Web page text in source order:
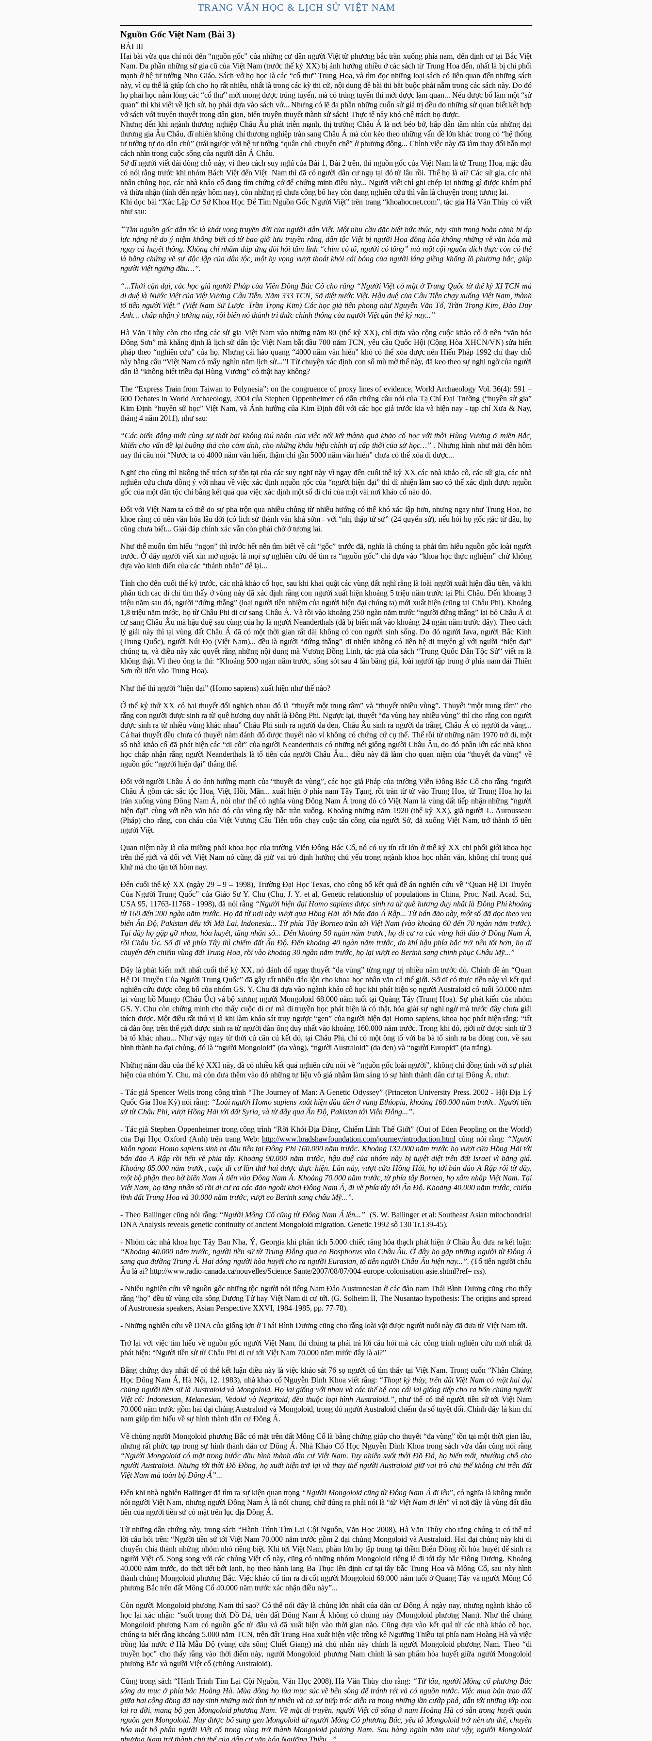
TRANG VĂN HỌC & LỊCH SỬ VIỆT NAM
Nguồn Gốc Việt Nam (Bài 3)
BÀI III
Hai bài vừa qua chỉ nói đến “nguồn gốc” của những cư dân người Việt từ phương bắc tràn xuống phía nam, đến định cư tại Bắc Việt
Nam. Đa phần những sử gia cũ của Việt Nam(trước thế kỷ XX) bị ảnh hưởng nhiều ở các sách từ Trung Hoa đến, nhất là bị chi phối
mạnh ở hệ tư tưởng Nho Giáo. Sách vở họ học là các “cổ thư” Trung Hoa, và tìm đọc những loại sách có liên quan đến những sách
này, vì cụ thể là giúp ích cho họ rất nhiều, nhất là trong các kỳ thi cử, nội dung đề bài thi bắt buộc phải nằm trong các sách này. Do đó
họ phải học nằm lòng các “cổ thư” mới mong được trúng tuyển, mà có trúng tuyển thì mới được làm quan... Nếu được bổ làm một “sử
quan” thì khi viết về lịch sử, họ phải dựa vào sách vở... Nhưng có lẽ đa phần những cuốn sử giá trị đều do những sử quan biết kết hợp
vở sách với truyền thuyết trong dân gian, biến truyền thuyết thành sử sách! Thực tế nầy khó chê trách họ được.
Nhưng đến khi ngành thương nghiệp Châu Âu phát triễn mạnh, thị trường Châu Á là nơi béo bở, hấp dẫn tầm nhìn của những đại
thương gia Âu Châu, dĩ nhiên không chỉ thương nghiệp tràn sang Châu Á mà còn kéo theo những vấn đề lớn khác trong có “hệ thống
tư tưởng tự do dân chủ” (trái ngược với hệ tư tưởng “quân chủ chuyên chế” ở phương đông... Chình việc này đã làm thay đổi hẳn mọi
cách nhìn trong cuộc sống của người dân Á Châu.
Sở dĩ người viết dài dòng chỗ này, vì theo cách suy nghĩ của Bài 1, Bài 2 trên, thì nguồn gốc của Việt Nam là từ Trung Hoa, mặc dầu
có nói rằng trước khi nhóm Bách Việt đến Việt Nam thì đã có người dân cư ngụ tại đó từ lâu rồi. Thế họ là ai? Các sử gia, các nhà
nhân chủng học, các nhà khảo cổ đang tìm chứng cớ để chứng minh điều này... Người viết chỉ ghi chép lại những gì được khám phá
và thừa nhận (tính đến ngày hôm nay), còn những gì chưa công bố hay còn đang nghiên cứu thì vẫn là chuyện trong tương lai.
Khi đọc bài “Xác Lập Cơ Sở Khoa Học Để Tìm Nguồn Gốc Người Việt” trên trang “khoahocnet.com”, tác giả Hà Văn Thùy có viết
như sau:
“Tìm nguồn gốc dân tộc là khát vọng truyền đời của người dân Việt. Một nhu cầu đặc biệt bức thúc, nảy sinh trong hoàn cảnh bị áp
lực nặng nề do ý niệm không biết có từ bao giờ lưu truyền rằng, dân tộc Việt bị người Hoa đồng hóa không những về văn hóa mà
ngay cả huyết thống. Không chỉ nhằm đáp ứng đòi hỏi tâm linh “chim có tổ, người có tông” mà một cội nguồn đích thực còn có thể
là bằng chứng về sự độc lập của dân tộc, một hy vọng vượt thoát khỏi cái bóng của người láng giềng khổng lồ phương bắc, giúp
người Việt ngửng đầu…”.
“...Thời cận đại, các học giả người Pháp của Viễn Đông Bác Cổ cho rằng “Người Việt có mặt ở Trung Quốc từ thế kỷ XI TCN mà
di duệ là Nước Việt của Việt Vương Câu Tiễn. Năm 333 TCN, Sở diệt nước Việt. Hậu duệ của Câu Tiễn chạy xuống Việt Nam, thành
tổ tiên người Việt.” (Việt Nam Sử Lược Trần Trọng Kim) Các học giả tiên phong như Nguyễn Văn Tố, Trần Trọng Kim, Đào Duy
Anh… chấp nhận ý tưởng này, rồi biến nó thành tri thức chính thống của người Việt gần thế kỷ nay...”
Hà Văn Thùy còn cho rằng các sử gia Việt Nam vào những năm 80 (thế kỷ XX), chỉ dựa vào cộng cuộc khảo cổ ở nên “văn hóa
Đông Sơn” mà khẳng định là lịch sử dân tộc Việt Nam bắt đầu 700 năm TCN, yêu cầu Quốc Hội (Cộng Hòa XHCN/VN) sửa hiến
pháp theo “nghiên cứu” của họ. Nhưng cái hào quang “4000 năm văn hiến” khó có thể xóa được nên Hiến Pháp 1992 chỉ thay chỗ
này bằng câu “Việt Nam có mấy nghìn năm lịch sử...”! Từ chuyện xác định con số mù mờ thế này, đã keo theo sự nghi ngờ của người
dân là “không biết triều đại Hùng Vương” có thật hay không?
The “Express Train fromTaiwan to Polynesia”: on the congruence of proxy lines of evidence, World Archaeology Vol. 36(4): 591 –
600 Debates in World Archaeology, 2004 của Stephen Oppenheimer có dẫn chứng câu nói của Tạ Chí Đại Trường (“huyền sử gia”
Kim Định “huyền sử học” Việt Nam, và Ảnh hưởng của Kim Định đối với các học giả trước kia và hiện nay - tạp chí Xưa & Nay,
tháng 4 năm 2011), như sau:
“Các biến động mới cùng sự thất bại không thú nhận của việc nối kết thành quả khảo cổ học với thời Hùng Vương ở miền Bắc,
khiến cho vấn đề lại buông thả cho cảm tính, cho những khẩu hiệu chính trị cấp thời của sử học…” . Nhưng hình như mãi đến hôm
nay thì câu nói “Nước ta có 4000 năm văn hiến, thậm chí gần 5000 năm văn hiến” chưa có thể xóa đi được...
Nghĩ cho cùng thì hkông thể trách sự tồn tại của các suy nghĩ này vì ngay đến cuối thế kỷ XX các nhà khảo cổ, các sử gia, các nhà
nghiên cứu chưa đồng ý với nhau về việc xác định nguồn gốc của “người hiện đại” thì dĩ nhiện làm sao có thể xác định được nguồn
gốc của một dân tộc chỉ bằng kết quả qua việc xác định một số di chỉ của một vài nơi khảo cổ nào đó.
Đối với Việt Nam ta có thể do sự pha trộn qua nhiều chủng từ nhiều hướng có thể khó xác lập hơn, nhưng ngay như Trung Hoa, họ
khoe rằng có nên văn hóa lâu đời (có lich sử thành văn khá sớm - với “nhị thập tứ sử” (24 quyển sử), nếu hỏi họ gốc gác từ đâu, họ
cũng chưa biết... Giải đáp chính xác vẫn còn phải chờ ở tương lai.
Như thế muốn tìm hiểu “ngọn” thì trước hết nên tìm biết về cái “gốc” trước đã, nghĩa là chúng ta phải tìm hiểu nguồn gốc loài người
trước. Ở đây người viết xin mở ngoặc là mọi sự nghiên cứu để tìm ra “nguồn gốc” chỉ dựa vào “khoa học thực nghiệm” chứ không
dựa vào kinh điển của các “thánh nhân” để lại...
Tính cho đến cuối thế kỷ trước, các nhà khảo cổ học, sau khi khai quật các vùng đất nghĩ rằng là loài người xuất hiện đầu tiên, và khi
phân tích cac di chỉ tìm thấy ở vùng này đã xác định rằng con người xuất hiện khoảng 5 triệu năm trước tại Phi Châu. Đến khoảng 3
triệu năm sau đó, người “đứng thẳng” (loại người tiền nhiệm của người hiện đại chúng ta) mới xuất hiện (cũng tại Châu Phi). Khoảng
1,8 triệu năm trước, họ từ Châu Phi di cư sang Châu Á. Và rồi vào khoảng 250 ngàn năm trước “người đứng thẳng” lại bỏ Châu Á di
cư sang Châu Âu mà hậu duệ sau cùng của họ là người Neanderthals (đã bị biến mất vào khoảng 24 ngàn năm trước đây). Theo cách
lý giải này thì tại vùng đất Châu Á đã có một thời gian rất dài không có con người sinh sống. Do đó người Java, người Bắc Kinh
(Trung Quốc), người Núi Đọ (Việt Nam)... đều là người “đứng thẳng” dĩ nhiên không có liên hệ di truyền gì với người “hiện đại”
chúng ta, và điều này xác quyết rằng những nội dung mà Vương Đồng Linh, tác giả của sách “Trung Quốc Dân Tộc Sử” viết ra là
không thật. Vì theo ông ta thì: “Khoảng 500 ngàn năm trước, sống sót sau 4 lần băng giá, loài người tập trung ở phía nam dải Thiên
Sơn rồi tiến vào Trung Hoa).
Như thế thì người “hiện đại” (Homo sapiens) xuất hiện như thế nào?
Ở thế kỷ thứ XX có hai thuyết đối nghịch nhau đó là “thuyết một trung tâm” và “thuyết nhiều vùng”. Thuyết “một trung tâm” cho
rằng con người được sinh ra từ quê hương duy nhất là Đông Phi. Ngược lại, thuyết “đa vùng hay nhiều vùng” thì cho rằng con người
được sinh ra từ nhiều vùng khác nhau” Châu Phi sinh ra người da đen, Châu Âu sinh ra người da trắng, Châu Á có người da vàng...
Cả hai thuyết đều chưa có thuyết nàm đánh đổ được thuyết nào vì không có chứng cứ cụ thể. Thế rồi từ những năm 1970 trở đi, một
số nhà khảo cổ đã phát hiện các “di cốt” của người Neanderthals có những nét giống người Châu Âu, do đó phần lớn các nhà khoa
học chấp nhận rằng người Neanderthals là tổ tiên của người Châu Âu... điều này đã làm cho quan niệm của “thuyết đa vùng” về
nguồn gốc “người hiện đại” thắng thế.
Đối với người Châu Á do ảnh hưởng mạnh của “thuyết đa vùng”, các học giả Pháp của trường Viễn Đông Bác Cổ cho rằng “người
Châu Á gồm các sắc tộc Hoa, Việt, Hồi, Mãn... xuất hiện ở phía nam Tây Tạng, rồi tràn từ từ vào Trung Hoa, từ Trung Hoa họ lại
tràn xuống vùng Đông Nam Á, nói như thế có nghĩa vùng Đông Nam Á trong đó có Việt Nam là vùng đất tiếp nhận những “người
hiện đại” cùng với nền văn hóa đó của vùng tây bắc tràn xuống. Khoảng những năm 1920 (thế kỷ XX), giả người L. Aurousseau
(Pháp) cho rằng, con cháu của Việt Vương Câu Tiễn trốn chạy cuộc tấn công của người Sở, đã xuống Việt Nam, trở thành tổ tiên
người Việt.
Quan niệm này là của trường phái khoa học của trường Viễn Đông Bác Cổ, nó có uy tín rất lớn ở thế kỷ XX chi phối giới khoa học
trên thế giới và đối với Việt Nam nó cũng đã giữ vai trò định hướng chủ yếu trong ngành khoa học nhân văn, không chỉ trong quá
khứ mà cho tận tới hôm nay.
Đến cuối thế kỷ XX (ngày 29 – 9 – 1998), Trường Đại Học Texas, cho công bố kết quả đề án nghiên cứu về “Quan Hệ Di Truyền
Của Người Trung Quốc” của Giáo Sư Y. Chu(Chu, J. Y. et al, Genetic relationship of populations in China, Proc. Natl. Acad. Sci,
USA 95, 11763-11768 - 1998), đã nói rằng “Người hiện đại Homo sapiens đưọc sinh ra từ quê hương duy nhất là Đông Phi khoảng
từ 160 đến 200 ngàn năm trước. Họ đã từ nơi này vượt qua Hồng Hải tới bán đảo Á Rập... Từ bán đảo này, một số đã dọc theo ven
biển Ấn Độ, Pakistan đểu tới Mã Lai, Indonesia... Từ phía Tây Borneo tràn tới Việt Nam (vào khoảng 60 đến 70 ngàn năm trước).
Tại đây họ gặp gỡ nhau, hòa huyết, tăng nhân số... Đến khoàng 50 ngàn năm trước, họ di cư ra các vùng hải đảo ở Đông Nam Á,
rồi Châu Úc. Số đi về phía Tây thì chiếm đất Ấn Độ. Đến khoảng 40 ngàn năm trước, do khí hậu phía bắc trở nên tốt hơn, họ di
chuyển đến chiếm vùng đất Trung Hoa, rồi vào khoảng 30 ngàn năm trước, họ lại vượt eo Berinh sang chinh phục Châu Mỹ...”
Đây là phát kiến mới nhất cuối thế kỷ XX, nó đánh đổ ngay thuyết “đa vùng” từng ngự trị nhiều năm trước đó. Chính đề án “Quan
Hệ Di Truyền Của Người Trung Quốc” đã gây rất nhiều đảo lộn cho khoa học nhân văn cả thế giới. Sở dĩ có thực tiễn này vì kết quả
nghiên cứu được công bố của nhóm GS. Y. Chu đã dựa vào ngành khảo cổ học khi phát hiện sọ người Australoid có tuổi 50.000 năm
tại vùng hồ Mungo (Châu Úc) và bộ xương người Mongoloid 68.000 năm tuổi tại Quảng Tây (Trung Hoa). Sự phát kiến của nhóm
GS. Y. Chu còn chứng minh cho thấy cuộc di cư mà di truyền học phát hiện là có thật, hóa giải sự nghi ngờ mà trước đây chưa giải
thích được. Một điều rất thú vị là khi làm khảo sát truy ngược “gen” của người hiện đại Homo sapiens, khoa học phát hiện rằng: “tất
cả đàn ông trên thế giới được sinh ra từ người đàn ông duy nhất vào khoảng 160.000 năm trước. Trong khi đó, giới nữ được sinh từ 3
bà tổ khác nhau... Như vậy ngay từ thời cú căn cú kết đó, tại Châu Phi, chỉ có một ông tổ với ba bà tổ sinh ra ba dòng con, về sau
hình thành ba đại chủng, đó là “người Mongoloid” (da vàng), “người Australoid” (da đen) và “người Europid” (da trắng).
Những năm đầu của thế kỷ XXI này, đã có nhiều kết quả nghiên cứu nói về “nguồn gốc loài người”, không chỉ đồng tình với sự phát
hiện của nhóm Y. Chu, mà còn đưa thêm vào đó những tư liệu vô giá nhằm làm sáng tỏ sự hình thành dân cư tại Đông Á, như:
- Tác giả Spencer Wells trong công trình “The Journey of Man: A Genetic Odyssey” (Princeton University Press. 2002 - Hội Địa Lý
Quốc Gia Hoa Kỳ) nói rằng: “Loài người Homo sapiens xuất hiện đầu tiên ở vùng Ethiopia , khoảng 160.000 năm trước. Người tiền
sử từ Châu Phi, vượt Hồng Hải tới đất Syria, và từ đây qua Ấn Độ, Pakistan tới Viễn Đông...”.
- Tác giả Stephen Oppenheimer trong công trình “Rời Khỏi Địa Đàng, Chiếm Lĩnh Thế Giới” (Out of Eden Peopling on the World)
của Đại Học Oxford (Anh) trên trang Web:http://www.bradshawfoundation.com/journey/introduction.html cũng nói rằng: “Người
khôn ngoan Homo sapiens sinh ra đầu tiên tại Đông Phi 160.000 năm trước. Khoảng 132.000 năm trước họ vượt cửa Hồng Hải tới
bán đảo A Rập rồi tiến về phia tây. Khoảng 90.000 năm trước, hậu duệ của nhóm này bị tuyệt diệt trên đất Israel vì băng giá.
Khoảng 85.000 năm trước, cuộc di cư lần thứ hai được thực hiện. Lần này, vượt cửa Hồng Hải, họ tới bán đảo A Rập rối từ đây,
một bộ phận theo bờ biển Nam Á tiến vào Đông Nam Á. Khoảng 70.000 năm trước, từ phía tây Borneo, họ xâm nhập Việt Nam. Tại
Việt Nam, họ tăng nhân số rồi di cư ra các đảo ngoài khơi Đông Nam Á, đi về phía tây tới Ấn Độ. Khoảng 40.000 năm trước, chiếm
lĩnh đất Trung Hoa và 30.000 năm trước, vượt eo Berinh sang châu Mỹ...”.
- Theo Ballinger cũng nói rằng: “Người Mông Cổ cũng từ Đông Nam Á lên...” (S. W. Ballinger et al: Southeast Asian mitochondrial
DNA Analysis reveals genetic continuity of ancient Mongoloid migration. Genetic 1992 số 130 Tr.139-45).
- Nhóm các nhà khoa học Tây Ban Nha, Ý, Georgia khi phân tích 5.000 chiếc răng hóa thạch phát hiện ở Châu Âu đưa ra kết luận:
“Khoảng 40.000 năm trước, người tiền sử từ Trung Đông qua eo Bosphorus vào Châu Âu. Ở đây họ gặp những người từ Đông Á
sang qua đường Trung Á. Hai dòng người hòa huyết cho ra người Eurasian, tổ tiên người Châu Âu hiện nay...”. (Tổ tiên người châu
Âu là ai? http://www.radio-canada.ca/nouvelles/Science-Sante/2007/08/07/004-europe-colonisation-asie.shtml?ref= rss).
- Nhiều nghiên cứu về nguồn gốc những tộc người nói tiếng Nam Đảo Austronesian ở các đảo nam Thái Bình Dương cũng cho thấy
rằng “họ” đều từ vùng cửa sông Dương Tử hay Việt Namdi cư tới. (G. Solheim II, The Nusantao hypothesis: The origins and spread
of Austronesia speakers, Asian Perspective XXVI, 1984-1985, pp. 77-78).
- Những nghiên cứu về DNA của giống lợn ở Thái Bình Dương cũng cho rằng loài vật được người nuôi này đã đưa từ Việt Nam tới.
Trở lại với việc tìm hiểu về nguồn gốc người Việt Nam, thì chúng ta phải trả lời câu hỏi mà các công trình nghiên cứu mới nhất đã
phát hiện: “Người tiền sử từ Châu Phi di cư tới Việt Nam 70.000 năm trước đây là ai?”
Bằng chứng duy nhất để có thể kết luận điều này là việc khảo sát 76 sọ người cổ tìm thấy tại ViệtNam. Trong cuốn “Nhân Chủng
Học Đông Nam Á, Hà Nội, 12. 1983), nhà khảo cổ Nguyễn Đình Khoa viết rằng: “Thoạt kỳ thủy, trên đất Việt Nam có mặt hai đại
chủng người tiền sử là Australoid và Mongoloid. Họ lai giống với nhau và các thế hệ con cái lai giống tiếp cho ra bốn chủng người
Việt cổ: Indonesian, Melanesian, Vedoid và Negritoid, đều thuộc loại hình Australoid.”, như thế có thể người tiền sử tới Việt Nam
70.000 năm trước gồm hai đại chủng Australoid và Mongoloid, trong đó người Australoid chiếm đa số tuyệt đối. Chính đây là kim chỉ
nam giúp tìm hiểu về sự hình thành dân cư Đông Á.
Về chủng người Mongoloid phương Bắc có mặt trên đất Mông Cổ là bằng chứng giúp cho thuyết “đa vùng” tồn tại một thời gian lâu,
nhưng rất phức tạp trong sự hình thành dân cư Đông Á. Nhà Khảo Cổ Học Nguyễn Đình Khoa trong sách vừa dẫn cũng nói rằng
“Người Mongoloid có mặt trong bước đầu hình thành dân cư Việt Nam. Tuy nhiên suốt thời Đồ Đá, họ biến mất, nhường chỗ cho
người Australoid. Nhưng tới thời Đồ Đồng, họ xuất hiện trở lại và thay thế người Australoid giữ vai trò chủ thể không chỉ trên đất
Việt Nam mà toàn bộ Đông Á”...
Đến khi nhà nghiên Ballinger đã tìm ra sự kiện quan trọng “Người Mongoloid cũng từ Đông Nam Á đi lên”, có nghĩa là không muốn
nói người Việt Nam, nhưng người Đông Nam Á là nói chung, chứ đúng ra phải nói là “từ Việt Nam đi lên” vì nơi đây là vùng đất đầu
tiên của người tiền sử có mặt trên lục địa Đông Á.
Từ những dẫn chứng này, trong sách “Hành Trình Tìm Lại Cội Nguồn, Văn Học 2008), Hà Văn Thùy cho rằng chúng ta có thể trả
lời câu hỏi trên: “Người tiền sử tới ViệtNam 70.000 năm trước gồm 2 đại chủng Mongoloid và Australoid. Hai đại chủng này khi di
chuyển chia thành những nhóm nhỏ riêng biệt. Khi tới ViệtNam, phần lớn họ tập trung tại thềm Biển Đông rồi hòa huyết để sinh ra
người Việt cổ. Song song với các chủng Việt cổ này, cũng có những nhóm Mongoloid riêng lẻ đi tới tây bắc Đông Dương. Khoảng
40.000 năm trước, do thời tiết bớt lạnh, họ theo hành lang Ba Thục lên định cư tại tây bắc Trung Hoa và Mông Cổ, sau này hình
thành chủng Mongoloid phương Bắc. Việc khảo cổ tìm ra di cốt người Mongoloid 68.000 năm tuổi ở Quảng Tây và người Mông Cổ
phương Bắc trên đất Mông Cổ 40.000 năm trước xác nhận điều này”...
Còn người Mongoloid phươngNam thì sao? Có thể nói đây là chủng lớn nhất của dân cư Đông Á ngày nay, nhưng ngành khảo cổ
học lại xác nhận: “suốt trong thời Đồ Đá, trên đất Đông Nam Á không có chủng này (Mongoloid phươngNam). Như thế chủng
Mongoloid phươngNam có nguồn gốc từ đâu và đã xuất hiện vào thời gian nào. Cũng dựa vào kết quả từ các nhà khảo cổ học,
chúng ta biết rằng khoảng 5.000 năm TCN, trên đất Trung Hoa xuất hiện việc trồng kê Ngưỡng Thiều tại phía nam Hoàng Hà và việc
trồng lúa nước ở Hà Mẫu Độ (vùng cửa sông Chiết Giang) mà chủ nhân này chính là người Mongoloid phương Nam. Theo “di
truyền học” cho thấy rằng vào thời điểm này, người Mongoloid phươngNam chính là sản phẩm hòa huyết giữa người Mongoloid
phương Bắc và người Việt cổ (chủng Australoid).
Cũng trong sách “Hành Trình Tìm Lại Cội Nguồn, Văn Học 2008), Hà Văn Thùy cho rằng: “Từ lâu, người Mông cổ phương Bắc
sống du mục ở phía bắc Hoàng Hà. Mùa đông họ lùa mục súc về bên sông để tránh rét và có nguồn nước. Việc mua bán trao đổi
giữa hai cộng đồng đã nảy sinh những mối tình tự nhiên và cả sự hiếp tróc diễn ra trong những lần cướp phá, dẫn tới những lớp con
lai ra đời, mang bộ gen Mongoloid phương Nam. Về mặt di truyền, người Việt cổ sống ở nam Hoàng Hà có sẵn trong huyết quản
nguồn gen Mongoloid. Nay được bổ sung gen Mongoloid từ người Mông Cổ phương Bắc, yếu tố Mongoloid trở nên ưu thế, chuyển
hóa một bộ phận người Việt cổ trong vùng trở thành Mongoloid phương Nam. Sau hàng nghìn năm như vậy, người Mongoloid
phương Nam trở thành chủ thể của dân cư văn hóa Ngưỡng Thiều...”.